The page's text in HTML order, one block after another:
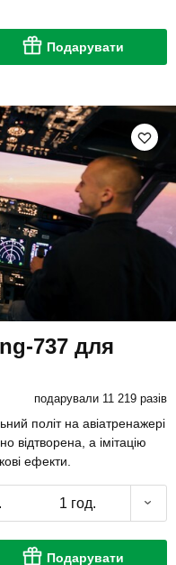
Подарувати
737 для
подарували 11 219 разів
політ на авіатренажері
відтворена, а імітацію
ефекти.
1 год.
Подарувати